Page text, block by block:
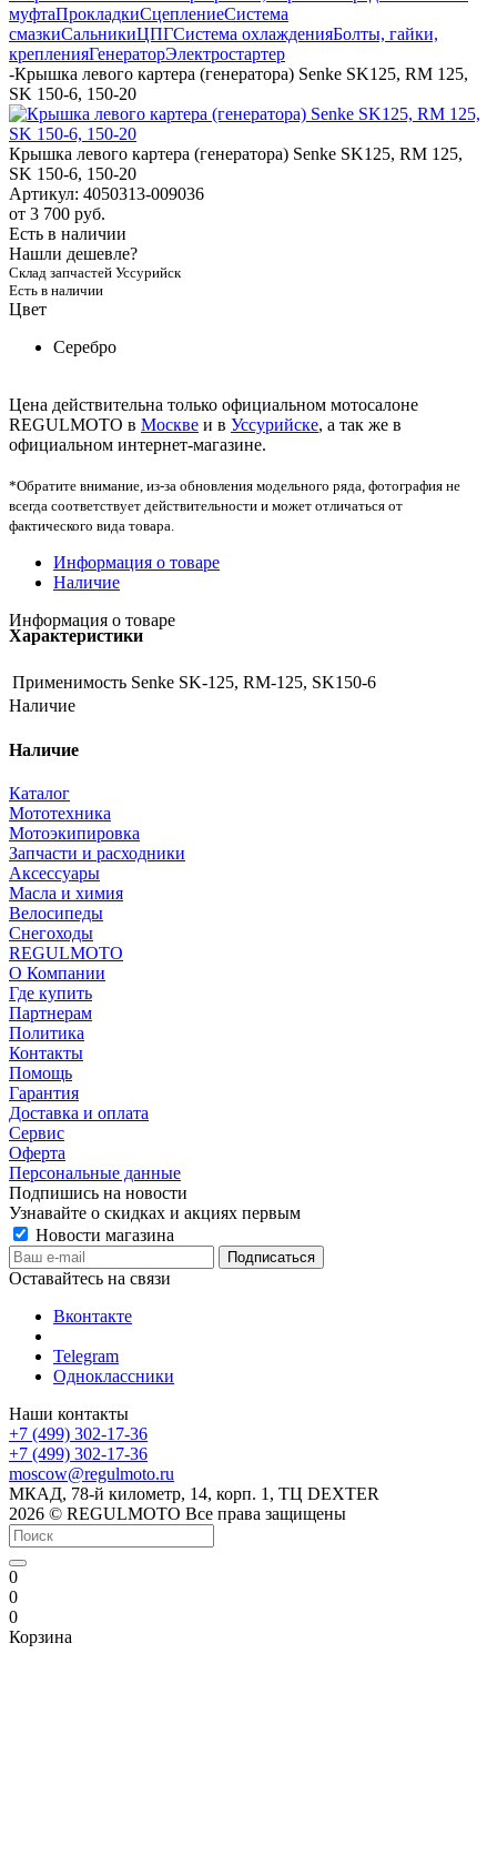
муфтаПрокладкиСцеплениеСистема
смазкиСальникиЦПГСистема охлажденияБолты, гайки,
крепленияГенераторЭлектростартер
-Крышка левого картера (генератора) Senke SK125, RM 125,
SK 150-6, 150-20
Крышка левого картера (генератора) Senke SK125, RM 125,
SK 150-6, 150-20
Артикул: 4050313-009036
от 3 700 руб.
Есть в наличии
Нашли дешевле?
Склад запчастей Уссурийск
Есть в наличии
Цвет
Серебро
Цена действительна только официальном мотосалоне
REGULMOTO в Москве и в Уссурийске, а так же в
официальном интернет-магазине.
*Обратите внимание, из-за обновления модельного ряда, фотография не
всегда соответствует действительности и может отличаться от
фактического вида товара.
Информация о товаре
Наличие
Информация о товаре
Характеристики
Применимость Senke SK-125, RM-125, SK150-6
Наличие
Наличие
Каталог
Мототехника
Мотоэкипировка
Запчасти и расходники
Аксессуары
Масла и химия
Велосипеды
Снегоходы
REGULMOTO
О Компании
Где купить
Партнерам
Политика
Контакты
Помощь
Гарантия
Доставка и оплата
Сервис
Оферта
Персональные данные
Подпишись на новости
Узнавайте о скидках и акциях первым
Новости магазина
Оставайтесь на связи
Вконтакте
Telegram
Одноклассники
Наши контакты
+7 (499) 302-17-36
+7 (499) 302-17-36
moscow@regulmoto.ru
МКАД, 78-й километр, 14, корп. 1, ТЦ DEXTER
2026 © REGULMOTO Все права защищены
0
0
0
Корзина